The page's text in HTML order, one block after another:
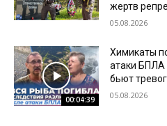
жертв
05.08.2026
00:04:39
Химикаты
атаки
бьют
05.08.2026